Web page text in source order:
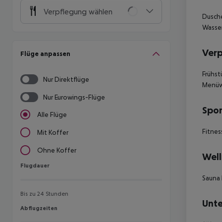
Verpflegung wählen
Flüge anpassen
Nur Direktflüge
Nur Eurowings-Flüge
Alle Flüge
Mit Koffer
Ohne Koffer
Flugdauer
Flugdauer
Bis zu 24 Stunden
Abflugzeiten
Abflugzeiten